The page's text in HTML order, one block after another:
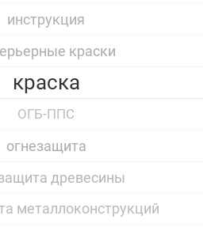
инструкция
краски
краска
ОГБ-ППС
огнезащита
древесины
металлоконструкций